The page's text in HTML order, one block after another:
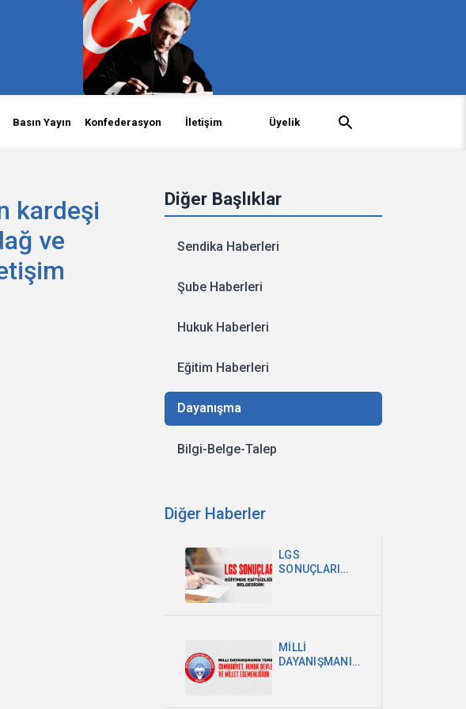
Basın Yayın Konfederasyon İletişim Üyelik
Diğer Başlıklar
Sendika Haberleri
Şube Haberleri
Hukuk Haberleri
Eğitim Haberleri
Dayanışma
Bilgi-Belge-Talep
Diğer Haberler
LGS
SONUÇLARI
MİLLİ
DAYANIŞMANIN
kardeşi
ve